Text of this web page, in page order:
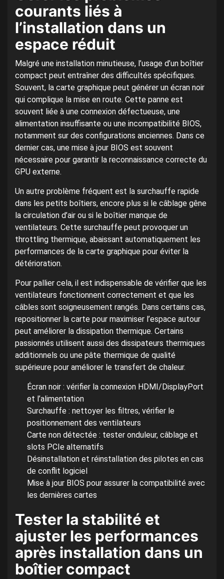
courants liés à
l’installation dans un
espace réduit
Malgré une installation minutieuse, l’usage d’un boîtier
compact peut entraîner des difficultés spécifiques.
Souvent, la carte graphique peut générer un écran noir
qui complique la mise en route. Cette panne est
souvent liée à une connexion défectueuse, une
alimentation insuffisante ou une incompatibilité BIOS,
notamment sur des configurations anciennes. Dans ce
dernier cas, une mise à jour BIOS est souvent
nécessaire pour garantir la reconnaissance correcte du
GPU externe.
Un autre problème fréquent est la surchauffe rapide
dans les petits boîtiers, encore plus si le câblage gêne
la circulation d’air ou si le boîtier manque de
ventilateurs. Cette surchauffe peut provoquer un
throttling thermique, abaissant automatiquement les
performances de la carte graphique pour éviter la
détérioration.
Pour pallier cela, il est indispensable de vérifier que les
ventilateurs fonctionnent correctement et que les
câbles sont soigneusement rangés. Dans certains cas,
repositionner la carte pour maximiser l’espace autour
peut améliorer la dissipation thermique. Certains
passionnés utilisent aussi des dissipateurs thermiques
additionnels ou une pâte thermique de qualité
supérieure pour améliorer le transfert de chaleur.
Écran noir : vérifier la connexion HDMI/DisplayPort
et l’alimentation
Surchauffe : nettoyer les filtres, vérifier le
positionnement des ventilateurs
Carte non détectée : tester onduleur, câblage et
slots PCIe alternatifs
Désinstallation et réinstallation des pilotes en cas
de conflit logiciel
Mise à jour BIOS pour assurer la compatibilité avec
les dernières cartes
Tester la stabilité et
ajuster les performances
après installation dans un
boîtier compact